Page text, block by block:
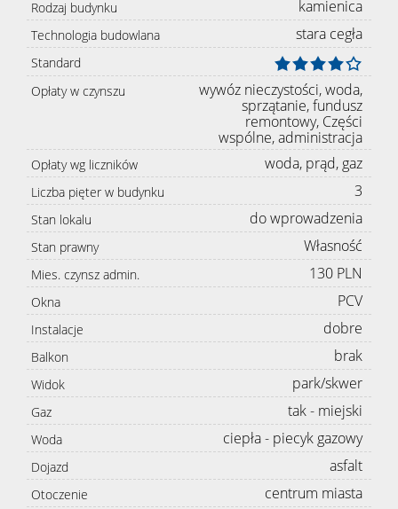
Rodzaj budynku kamienica
Technologia budowlana stara cegła
Standard
Opłaty w czynszu
wywóz nieczystości, woda,
sprzątanie, fundusz
remontowy, Części
wspólne, administracja
Opłaty wg liczników woda, prąd, gaz
Liczba pięter w budynku 3
Stan lokalu do wprowadzenia
Stan prawny Własność
Mies. czynsz admin. 130 PLN
Okna PCV
Instalacje dobre
Balkon brak
Widok park/skwer
Gaz tak - miejski
Woda ciepła - piecyk gazowy
Dojazd asfalt
Otoczenie centrum miasta